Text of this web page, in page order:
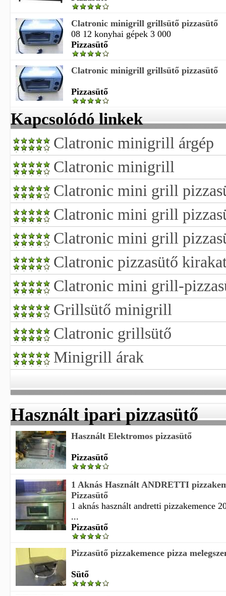
Clatronic minigrill grillsütő pizzasütő
08 12 konyhai gépek 3 000
Pizzasütő
Clatronic minigrill grillsütő pizzasütő
Pizzasütő
Kapcsolódó linkek
Clatronic minigrill árgép
Clatronic minigrill
Clatronic mini grill
Clatronic mini grill
Clatronic mini grill
Clatronic pizzasütő
Clatronic mini grill-
Grillsütő minigrill
Clatronic grillsütő
Minigrill árak
Használt ipari pizzasütő
Használt Elektromos pizzasütő
Pizzasütő
1 Aknás Használt ANDRETTI
Pizzasütő
1 aknás használt andretti pizzakemence
...
Pizzasütő
Pizzasütő pizzakemence pizza
Sütő